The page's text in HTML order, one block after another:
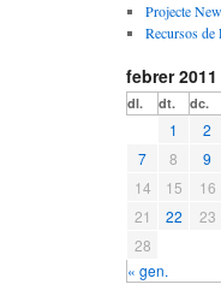
Projecte
Recursos de
febrer 2011
dl. dt. dc.
« gen.
1 2
7
8 9
14
15 16
21
22 23
28